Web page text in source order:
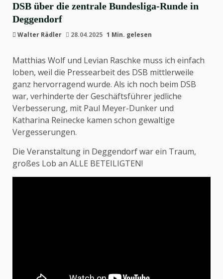
DSB über die zentrale Bundesliga-Runde in
Deggendorf
Walter Rädler 28.04.2025 1 Min. gelesen
Matthias Wolf und Levian Raschke muss ich einfach
loben, weil die Pressearbeit des DSB mittlerweile
ganz hervorragend wurde. Als ich noch beim DSB
war, verhinderte der Geschäftsführer jedliche
Verbesserung, mit Paul Meyer-Dunker und
Katharina Reinecke kamen schon gewaltige
Vergesserungen.
Die Veranstaltung in Deggendorf war ein Traum,
großes Lob an ALLE BETEILIGTEN!